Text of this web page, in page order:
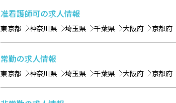
准看護師可の求人情報
東京都 神奈川県 埼玉県 千葉県 大阪府 京都府
常勤の求人情報
東京都 神奈川県 埼玉県 千葉県 大阪府 京都府